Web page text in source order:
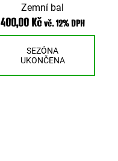
Zemní bal
400,00 Kč vč. 12% DPH
SEZÓNA
UKONČENA